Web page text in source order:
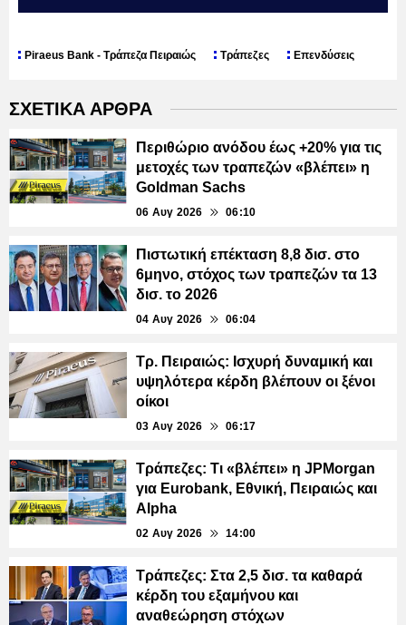
Piraeus Bank - Τράπεζα Πειραιώς Τράπεζες Επενδύσεις
ΣΧΕΤΙΚΑ ΑΡΘΡΑ
Περιθώριο ανόδου έως +20% για τις
μετοχές των τραπεζών «βλέπει» η
Goldman Sachs
06 Αυγ 2026 06:10
Πιστωτική επέκταση 8,8 δισ. στο
6μηνο, στόχος των τραπεζών τα 13
δισ. το 2026
04 Αυγ 2026 06:04
Τρ. Πειραιώς: Ισχυρή δυναμική και
υψηλότερα κέρδη βλέπουν οι ξένοι
οίκοι
03 Αυγ 2026 06:17
Τράπεζες: Τι «βλέπει» η JPMorgan
για Eurobank, Εθνική, Πειραιώς και
Alpha
02 Αυγ 2026 14:00
Τράπεζες: Στα 2,5 δισ. τα καθαρά
κέρδη του εξαμήνου και
αναθεώρηση στόχων